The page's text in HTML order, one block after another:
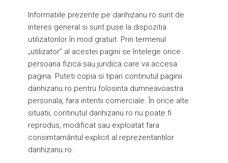
Informatiile prezente pe danhizanu.ro sunt de
interes general si sunt puse la dispozitia
utilizatorilor în mod gratuit. Prin termenul
„utilizator” al acestei pagini se întelege orice
persoana fizica sau juridica care va accesa
pagina. Puteti copia si tipari continutul paginii
danhizanu.ro pentru folosinta dumneavoastra
personala, fara intentii comerciale. În orice alte
situatii, continutul danhizanu.ro nu poate fi
reprodus, modificat sau exploatat fara
consimtamântul explicit al reprezentantilor
danhizanu.ro.